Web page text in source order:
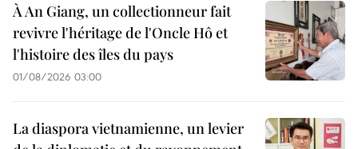
À An Giang, un collectionneur fait
revivre l'héritage de l'Oncle Hô et
l'histoire des îles du pays
01/08/2026 03:00
La diaspora vietnamienne, un levier